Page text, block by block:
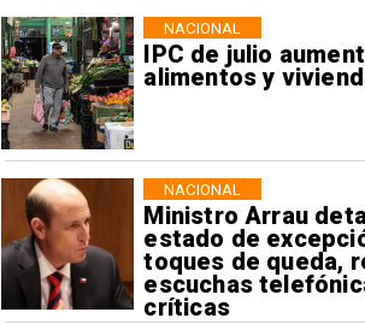
IPC de julio
alimentos y
NACIONAL
Ministro Arrau
estado de
toques de queda,
escuchas
críticas
NACIONAL